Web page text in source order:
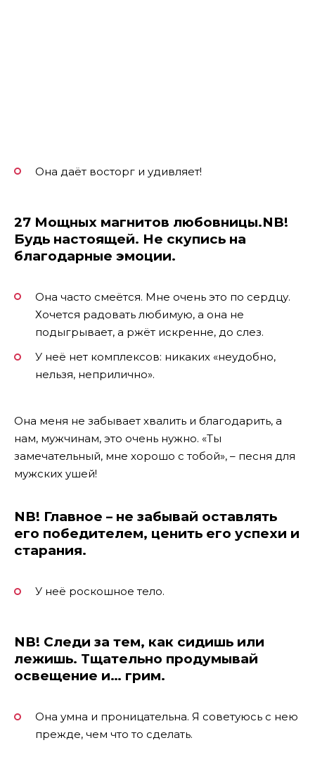
Она даёт восторг и удивляет!
27 Мощных магнитов любовницы.NB!
Будь настоящей. Не скупись на
благодарные эмоции.
Она часто смеётся. Мне очень это по сердцу.
Хочется радовать любимую, а она не
подыгрывает, а ржёт искренне, до слез.
У неё нет комплексов: никаких «неудобно,
нельзя, неприлично».
Она меня не забывает хвалить и благодарить, а
нам, мужчинам, это очень нужно. «Ты
замечательный, мне хорошо с тобой», – песня для
мужских ушей!
NB! Главное – не забывай оставлять
его победителем, ценить его успехи и
старания.
У неё роскошное тело.
NB! Следи за тем, как сидишь или
лежишь. Тщательно продумывай
освещение и… грим.
Она умна и проницательна. Я советуюсь с нею
прежде, чем что то сделать.